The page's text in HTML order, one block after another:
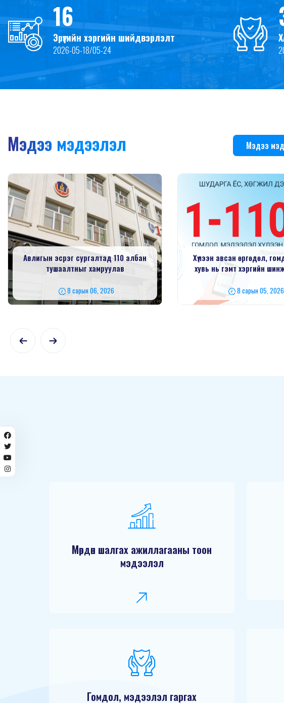
16
Эрүүгийн хэргийн шийдвэрлэлт
2026-05-18/05-24
Мэдээ мэдээлэл Мэдээ
Авлигын эсрэг сургалтад 110 албан
тушаалтныг хамруулав
8 сарын 06, 2026
Хүлээн авсан өргөдөл,
хувь нь гэмт хэргийн
8 сарын 05, 2026
Мөрдөн шалгах ажиллагааны тоон
мэдээлэл
Гомдол, мэдээлэл гаргах